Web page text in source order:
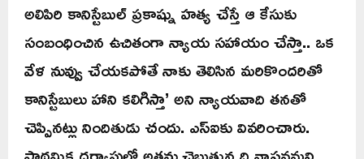
అలిపిరి కానిస్టేబుల్ ప్రకాష్ను హత్య చేస్తే ఆ కేసుకు
సంబంధించిన ఉచితంగా న్యాయ సహాయం చేస్తా.. ఒక
వేళ నువ్వు చేయకపోతే నాకు తెలిసిన మరికొందరితో
కానిస్టేబులు హాని కలిగిస్తా’ అని న్యాయవాది తనతో
చెప్పినట్లు నిందితుడు చందు. ఎస్ఐకు వివరించారు.